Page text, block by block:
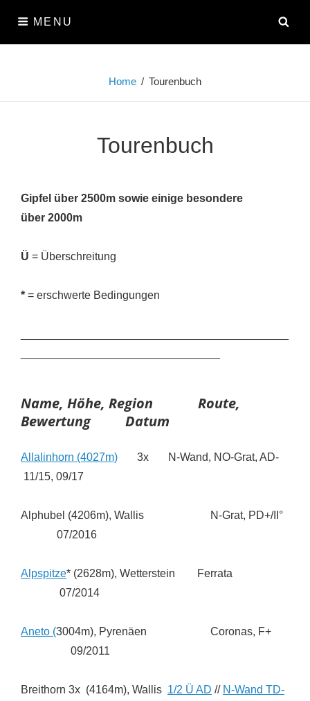
content
MENU
Home / Tourenbuch
Tourenbuch
Gipfel über 2500m sowie einige besondere
über 2000m
Ü = Überschreitung
* = erschwerte Bedingungen
Name, Höhe, Region Route,
Bewertung
Datum
Allalinhorn (4027m) 3x N-Wand, NO-Grat, AD-
11/15, 09/17
Alphubel (4206m), Wallis N-Grat, PD+/II°
07/2016
Alpspitze* (2628m), Wetterstein Ferrata
07/2014
Aneto (3004m), Pyrenäen Coronas, F+
09/2011
Breithorn 3x (4164m), Wallis 1/2 Ü AD // N-Wand TD-